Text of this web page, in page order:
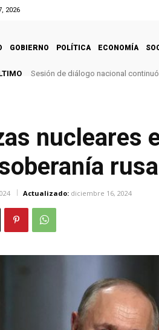
2026
GOBIERNO POLÍTICA ECONOMÍA
Sesión de diálogo nacional
nucleares
rusa
Actualizado: diciembre 16, 2024